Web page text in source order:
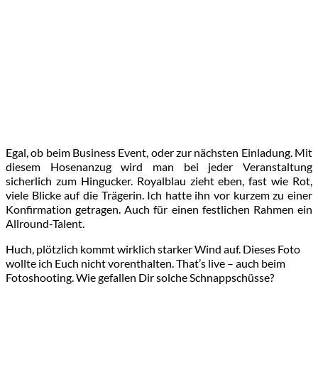
Egal, ob beim Business Event, oder zur nächsten Einladung. Mit
diesem Hosenanzug wird man bei jeder Veranstaltung
sicherlich zum Hingucker. Royalblau zieht eben, fast wie Rot,
viele Blicke auf die Trägerin. Ich hatte ihn vor kurzem zu einer
Konfirmation getragen. Auch für einen festlichen Rahmen ein
Allround-Talent.
Huch, plötzlich kommt wirklich starker Wind auf. Dieses Foto
wollte ich Euch nicht vorenthalten. That’s live – auch beim
Fotoshooting. Wie gefallen Dir solche Schnappschüsse?